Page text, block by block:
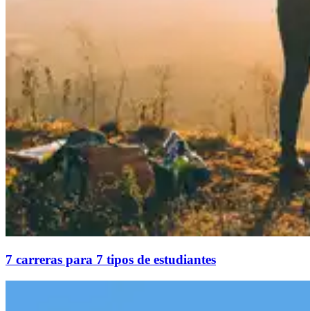
7 carreras para 7 tipos de estudiantes